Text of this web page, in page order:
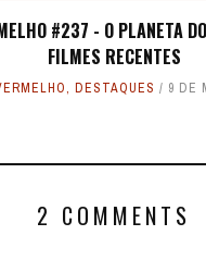
#237 - O PLANETA
FILMES RECENTES
, DESTAQUES 9 DE
2 COMMENTS